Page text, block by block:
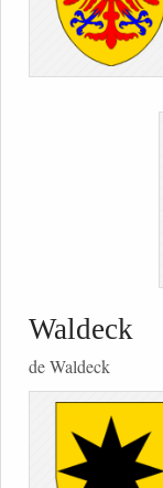
Waldeck
de Waldeck